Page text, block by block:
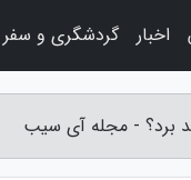
برد؟ - مجله آی سیب
اخبار گردشگری و سفر